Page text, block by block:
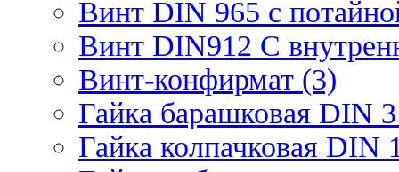
Винт DIN 965 с
Винт DIN912 С
Винт-конфирмат (3)
Гайка барашковая DIN
Гайка колпачковая DIN